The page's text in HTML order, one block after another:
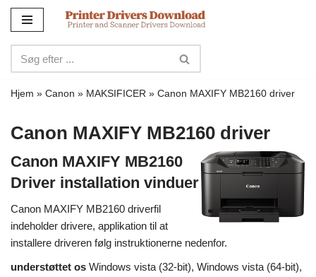
indhold
Hjem » Canon » MAKSIFICER » Canon MAXIFY MB2160 driver
Canon MAXIFY MB2160 driver
Canon MAXIFY MB2160
Driver installation vinduer
Canon MAXIFY MB2160 driverfil
indeholder drivere, applikation til at
installere driveren følg instruktionerne nedenfor.
understøttet os Windows vista (32-bit), Windows vista (64-bit),